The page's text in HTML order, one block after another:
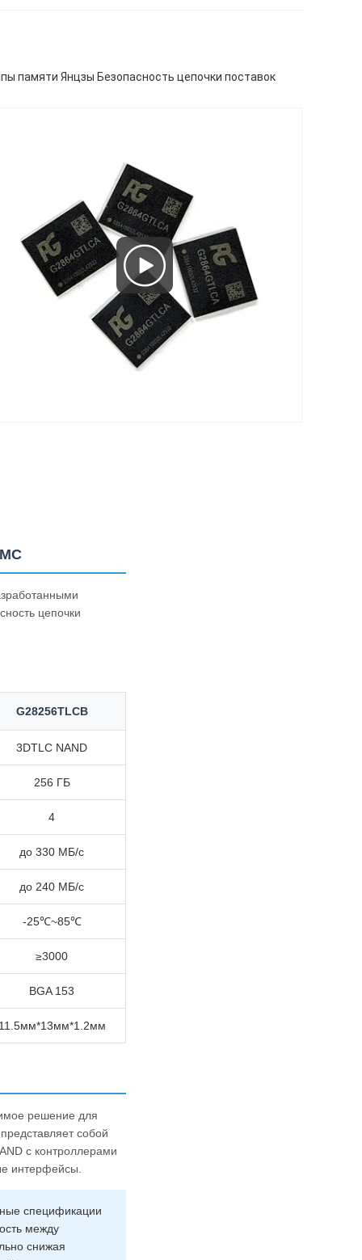
памяти Янцзы Безопасность цепочки поставок
цепочки
G28256TLCB
3DTLC NAND
256 ГБ
4
до 330 МБ/с
до 240 МБ/с
-25℃~85℃
≥3000
BGA 153
11.5мм*13мм*1.2мм
решение для
собой
с контроллерами
интерфейсы.
спецификации
между
снижая